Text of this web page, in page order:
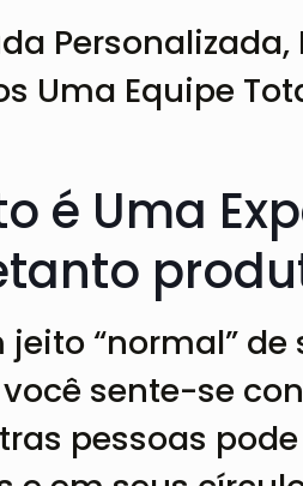
Uma Equipe
é Uma
jeito “normal”
sente-se
pessoas